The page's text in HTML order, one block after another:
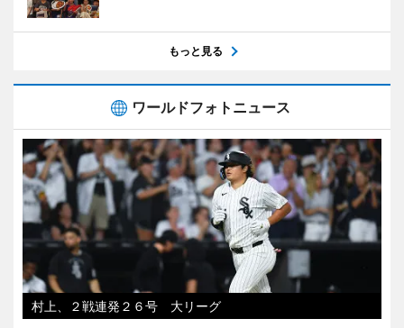
もっと見る
ワールドフォトニュース
村上、２戦連発２６号 大リーグ